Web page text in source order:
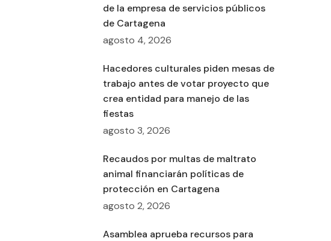
de la empresa de servicios públicos
de Cartagena
agosto 4, 2026
Hacedores culturales piden mesas de
trabajo antes de votar proyecto que
crea entidad para manejo de las
fiestas
agosto 3, 2026
Recaudos por multas de maltrato
animal financiarán políticas de
protección en Cartagena
agosto 2, 2026
Asamblea aprueba recursos para